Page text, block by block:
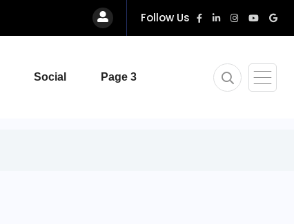
Follow Us
Social Page 3